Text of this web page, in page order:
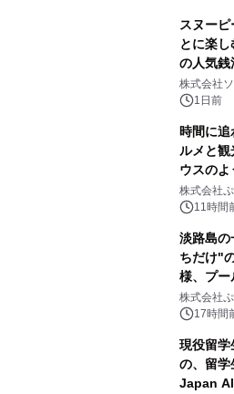
スヌー
とに楽
の人気銭
ラボレ
ボグッズ
株式会社
1日前
時間に
ルメと
ウスの
サウナも
得な素泊
株式会社
11時間
淡路島の
ちだけ"
様、プー
きで
素泊りプ
株式会社
17時間
現役留学
の、留学
Japan